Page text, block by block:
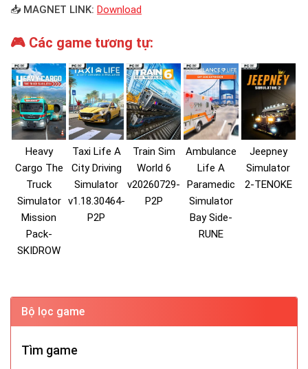
📥 MAGNET LINK: Download
🎮 Các game tương tự:
Heavy
Cargo The
Truck
Simulator
Mission
Pack-
SKIDROW
Taxi Life A
City Driving
Simulator
v1.18.30464-
P2P
Train Sim
World 6
v20260729-
P2P
Ambulance
Life A
Paramedic
Simulator
Bay Side-
RUNE
Jeepney
Simulator
2-TENOKE
Bộ lọc game
Tìm game